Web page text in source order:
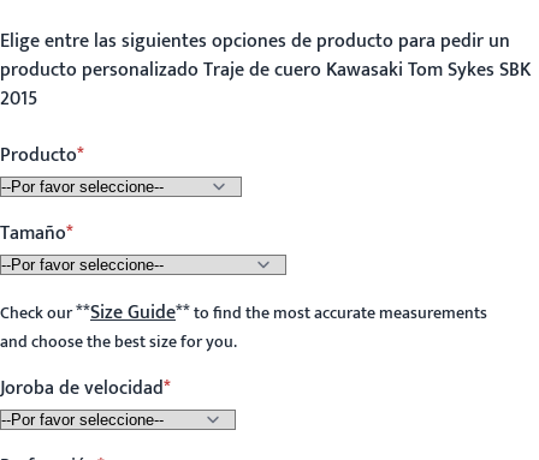
Elige entre las siguientes opciones de producto para pedir un
producto personalizado Traje de cuero Kawasaki Tom Sykes SBK
2015
Producto
Tamaño
Check our**Size Guide**to find the most accurate measurements
and choose the best size for you.
Joroba de velocidad